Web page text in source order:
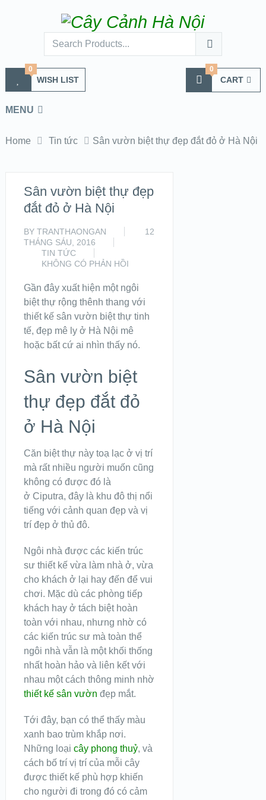
WISH LIST
0
CART
0
MENU
Home Tin tức Sân vườn biệt thự đẹp đắt đỏ ở Hà Nội
Sân vườn biệt thự đẹp
đắt đỏ ở Hà Nội
BY TRANTHAONGAN
12
THÁNG SÁU, 2016
TIN TỨC
KHÔNG CÓ PHẢN HỒI
Gần đây xuất hiện một ngôi
biệt thự rộng thênh thang với
thiết kế sân vườn biệt thự tinh
tế, đẹp mê ly ở Hà Nội mê
hoặc bất cứ ai nhìn thấy nó.
Sân vườn biệt
thự đẹp đắt đỏ
ở Hà Nội
Căn biệt thự này toạ lạc ở vị trí
mà rất nhiều người muốn cũng
không có được đó là
ở Ciputra, đây là khu đô thị nổi
tiếng với cảnh quan đẹp và vị
trí đẹp ở thủ đô.
Ngôi nhà được các kiến trúc
sư thiết kế vừa làm nhà ở, vừa
cho khách ở lại hay đến để vui
chơi. Mặc dù các phòng tiếp
khách hay ở tách biệt hoàn
toàn với nhau, nhưng nhờ có
các kiến trúc sư mà toàn thể
ngôi nhà vẫn là một khối thống
nhất hoàn hảo và liên kết với
nhau một cách thông minh nhờ
thiết kế sân vườn đẹp mắt.
Tới đây, bạn có thể thấy màu
xanh bao trùm khắp nơi.
Những loại cây phong thuỷ, và
cách bố trí vị trí của mỗi cây
được thiết kế phù hợp khiến
cho người đi trong đó có cảm